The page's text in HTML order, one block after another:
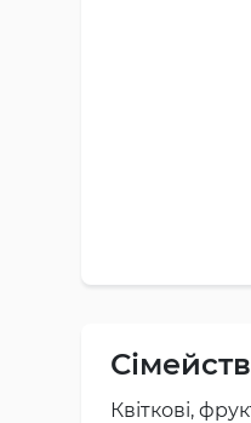
Квіткові,